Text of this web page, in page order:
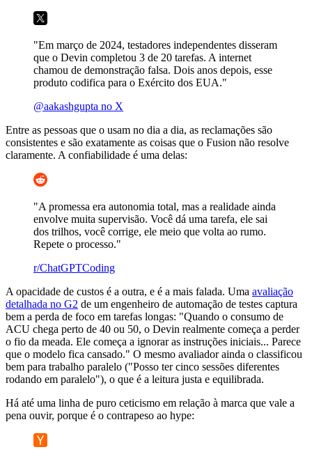
"Em março de 2024, testadores independentes disseram
que o Devin completou 3 de 20 tarefas. A internet
chamou de demonstração falsa. Dois anos depois, esse
produto codifica para o Exército dos EUA."
@aakashgupta no X
Entre as pessoas que o usam no dia a dia, as reclamações são
consistentes e são exatamente as coisas que o Fusion não resolve
claramente. A confiabilidade é uma delas:
"A promessa era autonomia total, mas a realidade ainda
envolve muita supervisão. Você dá uma tarefa, ele sai
dos trilhos, você corrige, ele meio que volta ao rumo.
Repete o processo."
r/ChatGPTCoding
A opacidade de custos é a outra, e é a mais falada. Uma avaliação
detalhada no G2 de um engenheiro de automação de testes captura
bem a perda de foco em tarefas longas: "Quando o consumo de
ACU chega perto de 40 ou 50, o Devin realmente começa a perder
o fio da meada. Ele começa a ignorar as instruções iniciais... Parece
que o modelo fica cansado." O mesmo avaliador ainda o classificou
bem para trabalho paralelo ("Posso ter cinco sessões diferentes
rodando em paralelo"), o que é a leitura justa e equilibrada.
Há até uma linha de puro ceticismo em relação à marca que vale a
pena ouvir, porque é o contrapeso ao hype: